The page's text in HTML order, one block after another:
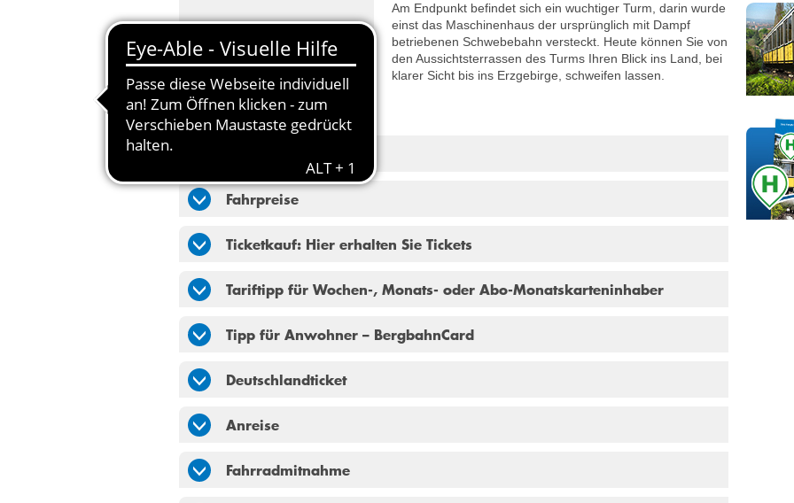
Herbstrevision:
2. bis 13. November 2026
www.dvb.de
Am Endpunkt befindet sich ein wuchtiger Turm, darin wurde
einst das Maschinenhaus der ursprünglich mit Dampf
betriebenen Schwebebahn versteckt. Heute können Sie von
den Aussichtsterrassen des Turms Ihren Blick ins Land, bei
klarer Sicht bis ins Erzgebirge, schweifen lassen.
Fahrpreise
Ticketkauf: Hier erhalten Sie Tickets
Tariftipp für Wochen-, Monats- oder Abo-Monatskarteninhaber
Tipp für Anwohner – BergbahnCard
Deutschlandticket
Anreise
Fahrradmitnahme